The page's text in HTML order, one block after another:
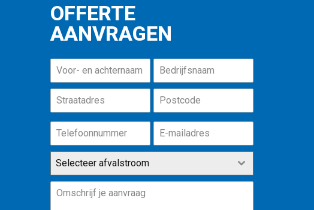
OFFERTE
AANVRAGEN
Selecteer afvalstroom